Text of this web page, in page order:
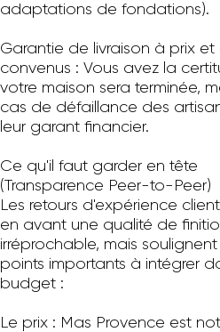
adaptations de fondations).
Garantie de livraison à prix et
convenus : Vous avez la
votre maison sera terminée,
cas de défaillance des
leur garant financier.
Ce qu'il faut garder en tête
(Transparence Peer-to-Peer)
Les retours d'expérience
en avant une qualité de
irréprochable, mais
points importants à intégrer
budget :
Le prix : Mas Provence est